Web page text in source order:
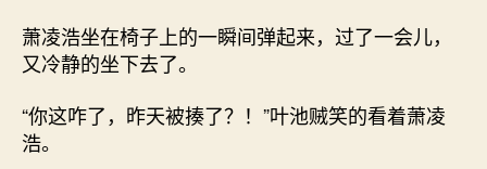
萧凌浩坐在椅子上的一瞬间弹起来，过了一会儿，
又冷静的坐下去了。
“你这咋了，昨天被揍了？！”叶池贼笑的看着萧凌
浩。